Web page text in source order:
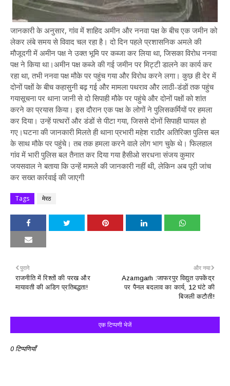
जानकारी के अनुसार, गांव में शाहिद अमीन और ननवा पक्ष के बीच एक जमीन को
लेकर लंबे समय से विवाद चल रहा है। दो दिन पहले प्रशासनिक अमले की
मौजूदगी में अमीन पक्ष ने उक्त भूमि पर कब्जा कर लिया था, जिसका विरोध ननवा
पक्ष ने किया था।अमीन पक्ष कब्जे की गई जमीन पर मिट्टी डालने का कार्य कर
रहा था, तभी ननवा पक्ष मौके पर पहुंच गया और विरोध करने लगा। कुछ ही देर में
दोनों पक्षों के बीच कहासुनी बढ़ गई और मामला पथराव और लाठी-डंडों तक पहुंच
गयासूचना पर थाना जानी से दो सिपाही मौके पर पहुंचे और दोनों पक्षों को शांत
करने का प्रयास किया। इस दौरान एक पक्ष के लोगों ने पुलिसकर्मियों पर हमला
कर दिया। उन्हें पत्थरों और डंडों से पीटा गया, जिससे दोनों सिपाही घायल हो
गए।घटना की जानकारी मिलते ही थाना प्रभारी महेश राठौर अतिरिक्त पुलिस बल
के साथ मौके पर पहुंचे। तब तक हमला करने वाले लोग भाग चुके थे। फिलहाल
गांव में भारी पुलिस बल तैनात कर दिया गया हैसीओ सरधना संजय कुमार
जयसवाल ने बताया कि उन्हें मामले की जानकारी नहीं थी, लेकिन अब पूरी जांच
कर सख्त कार्रवाई की जाएगी
Tags मेरठ
और नया
Azamgarh :जाफरपुर विद्युत उपकेंद्र
पर पैनल बदलाव का कार्य, 12 घंटे की
बिजली कटौती!
पुराने
राजनीति में रिश्तों की परख और
मायावती की अडिग प्रतिबद्धता!
एक टिप्पणी भेजें
0 टिप्पणियाँ